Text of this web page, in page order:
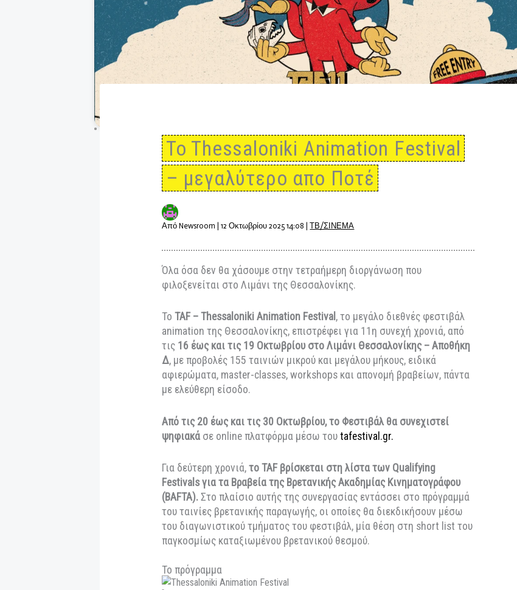
To Thessaloniki Animation Festival
– μεγαλύτερο απο Ποτέ
ΑπόNewsroom | 12 Οκτωβρίου 2025 14:08|ΤΒ/ΣΙΝΕΜΑ
Όλα όσα δεν θα χάσουμε στην τετραήμερη διοργάνωση που
φιλοξενείται στο Λιμάνι της Θεσσαλονίκης.
ΤοTAF – Thessaloniki Animation Festival, το μεγάλο διεθνές φεστιβάλ
animation της Θεσσαλονίκης, επιστρέφει για 11η συνεχή χρονιά, από
16 έως και τις 19 Οκτωβρίου στο Λιμάνι Θεσσαλονίκης – Αποθήκη
Δ, με προβολές 155 ταινιών μικρού και μεγάλου μήκους, ειδικά
αφιερώματα, master-classes, workshops και απονομή βραβείων, πάντα
με ελεύθερη είσοδο.
Aπό τις 20 έως και τις 30 Οκτωβρίου, το Φεστιβάλ θα συνεχιστεί
ψηφιακάσε online πλατφόρμα μέσω τουtafestival.gr.
Για δεύτερη χρονιά, το TAF βρίσκεται στη λίστα των Qualifying
Festivals για τα Βραβεία της Βρετανικής Ακαδημίας Κινηματογράφου
(BAFTA).Στο πλαίσιο αυτής της συνεργασίας εντάσσει στο πρόγραμμά